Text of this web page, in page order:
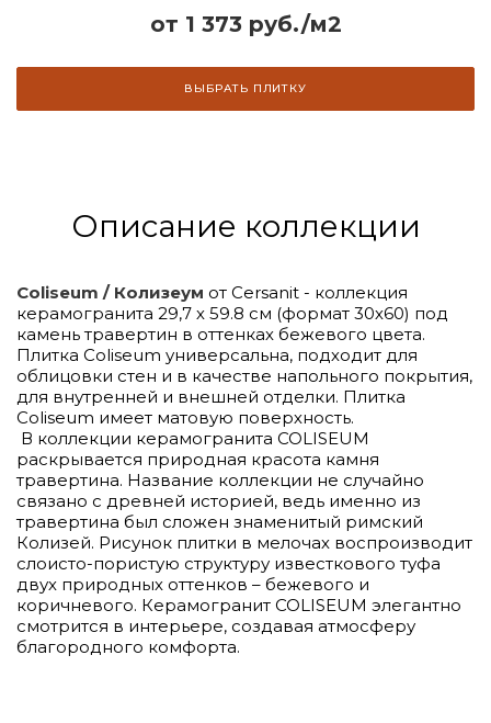
от 1 373 руб./м2
ВЫБРАТЬ ПЛИТКУ
Описание коллекции
Coliseum / Колизеум от Cersanit - коллекция
керамогранита 29,7 х 59.8 см (формат 30х60) под
камень травертин в оттенках бежевого цвета.
Плитка Coliseum универсальна, подходит для
облицовки стен и в качестве напольного покрытия,
для внутренней и внешней отделки. Плитка
Coliseum имеет матовую поверхность.
В коллекции керамогранита COLISEUM
раскрывается природная красота камня
травертина. Название коллекции не случайно
связано с древней историей, ведь именно из
травертина был сложен знаменитый римский
Колизей. Рисунок плитки в мелочах воспроизводит
слоисто-пористую структуру известкового туфа
двух природных оттенков – бежевого и
коричневого. Керамогранит COLISEUM элегантно
смотрится в интерьере, создавая атмосферу
благородного комфорта.